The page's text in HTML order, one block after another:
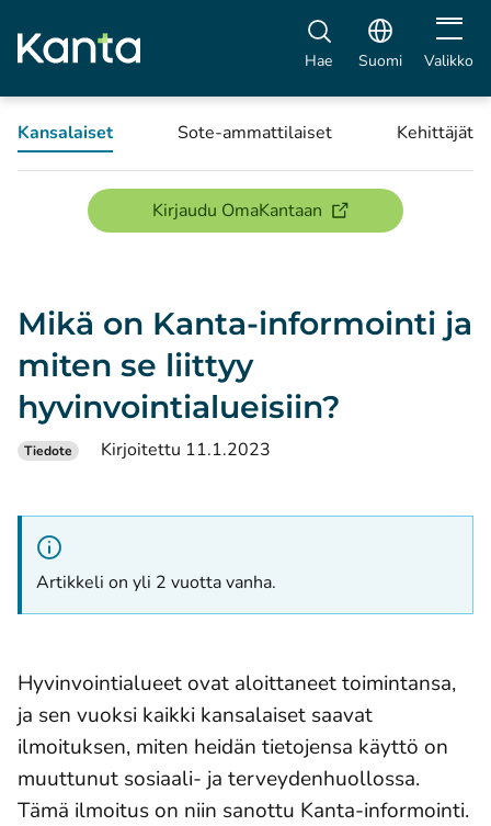
Hae Suomi Avaa
Valikko
Kansalaiset Sote-ammattilaiset Kehittäjät
Kirjaudu OmaKantaan(avautuu uuteen
Mikä on Kanta-informointi ja
miten se liittyy
hyvinvointialueisiin?
Tiedote Kirjoitettu 11.1.2023
Artikkeli on yli 2 vuotta vanha.
Hyvinvointialueet ovat aloittaneet toimintansa,
ja sen vuoksi kaikki kansalaiset saavat
ilmoituksen, miten heidän tietojensa käyttö on
muuttunut sosiaali- ja terveydenhuollossa.
Tämä ilmoitus on niin sanottu Kanta-informointi.